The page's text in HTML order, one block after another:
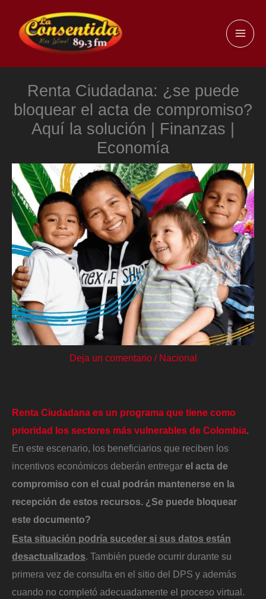
contenido
Renta Ciudadana: ¿se puede
bloquear el acta de compromiso?
Aquí la solución | Finanzas |
Economía
Deja un comentario / Nacional
Renta Ciudadana es un programa que tiene como
prioridad los sectores más vulnerables de Colombia.
En este escenario, los beneficiarios que reciben los
incentivos económicos deberán entregar el acta de
compromiso con el cual podrán mantenerse en la
recepción de estos recursos. ¿Se puede bloquear
este documento?
Esta situación podría suceder si sus datos están
desactualizados . También puede ocurrir durante su
primera vez de consulta en el sitio del DPS y además
cuando no completó adecuadamente el proceso virtual.